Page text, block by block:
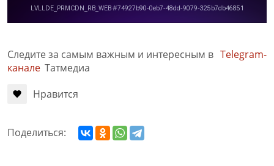
Следите за самым важным и интересным в Telegram-
канале Татмедиа
Нравится
Поделиться: